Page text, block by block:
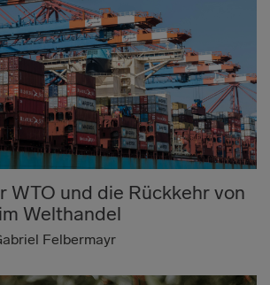
WTO und die Rückkehr von
Welthandel
Felbermayr